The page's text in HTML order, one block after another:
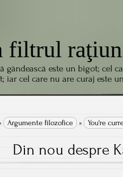
filtrul
gândească este un bigot; cel
iar cel care nu are curaj este
Argumente filozofice » You're
Din nou despre